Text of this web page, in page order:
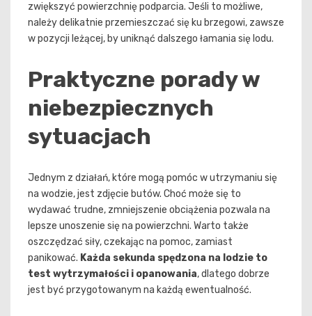
zwiększyć powierzchnię podparcia. Jeśli to możliwe,
należy delikatnie przemieszczać się ku brzegowi, zawsze
w pozycji leżącej, by uniknąć dalszego łamania się lodu.
Praktyczne porady w
niebezpiecznych
sytuacjach
Jednym z działań, które mogą pomóc w utrzymaniu się
na wodzie, jest zdjęcie butów. Choć może się to
wydawać trudne, zmniejszenie obciążenia pozwala na
lepsze unoszenie się na powierzchni. Warto także
oszczędzać siły, czekając na pomoc, zamiast
panikować. Każda sekunda spędzona na lodzie to
test wytrzymałości i opanowania, dlatego dobrze
jest być przygotowanym na każdą ewentualność.